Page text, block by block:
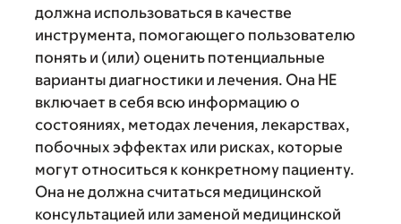
должна использоваться в качестве
инструмента, помогающего пользователю
понять и (или) оценить потенциальные
варианты диагностики и лечения. Она НЕ
включает в себя всю информацию о
состояниях, методах лечения, лекарствах,
побочных эффектах или рисках, которые
могут относиться к конкретному пациенту.
Она не должна считаться медицинской
консультацией или заменой медицинской